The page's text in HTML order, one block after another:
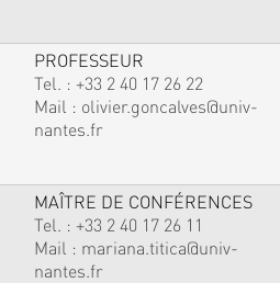
PROFESSEUR
Tel. : +33 2 40 17 26 22
Mail : olivier.goncalves@univ-
nantes.fr
MAÎTRE DE CONFÉRENCES
Tel. : +33 2 40 17 26 11
Mail : mariana.titica@univ-
nantes.fr